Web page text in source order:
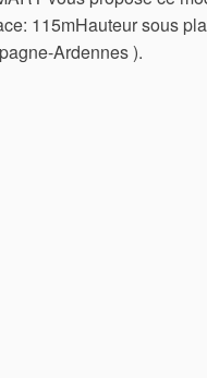
115mHauteur sous
Ardennes ).